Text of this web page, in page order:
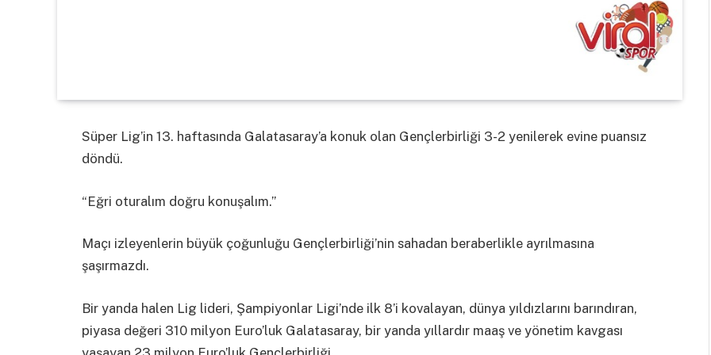
Süper Lig’in 13. haftasında Galatasaray’a konuk olan Gençlerbirliği 3-2 yenilerek evine puansız
döndü.
“Eğri oturalım doğru konuşalım.”
Maçı izleyenlerin büyük çoğunluğu Gençlerbirliği’nin sahadan beraberlikle ayrılmasına
şaşırmazdı.
Bir yanda halen Lig lideri, Şampiyonlar Ligi’nde ilk 8’i kovalayan, dünya yıldızlarını barındıran,
piyasa değeri 310 milyon Euro’luk Galatasaray, bir yanda yıllardır maaş ve yönetim kavgası